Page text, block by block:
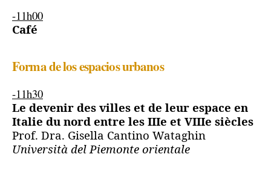
-11h00
Café
Forma de los espacios urbanos
-11h30
Le devenir des villes et de leur espace en
Italie du nord entre les IIIe et VIIIe siècles
Prof. Dra. Gisella Cantino Wataghin
Università del Piemonte orientale